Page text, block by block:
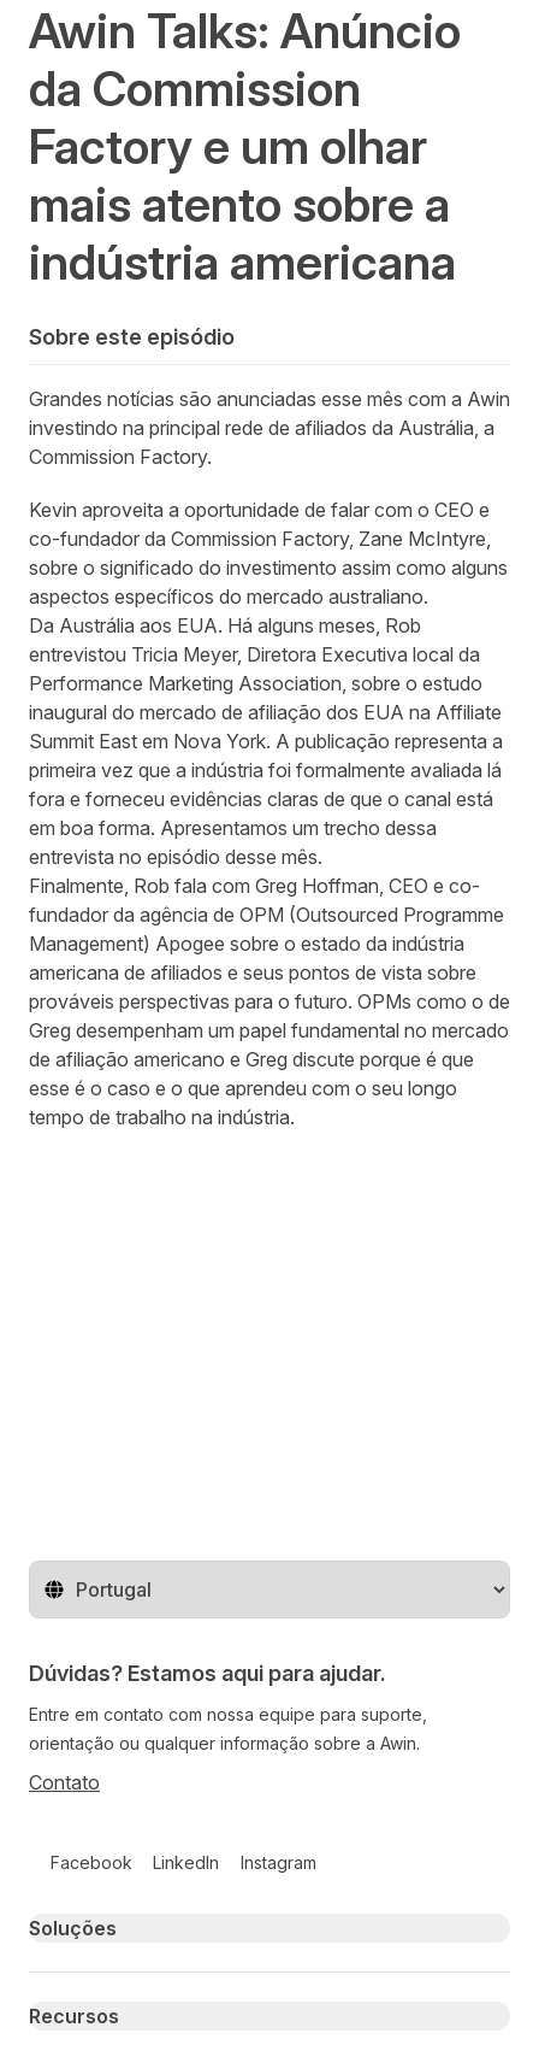
Awin Talks: Anúncio
da Commission
Factory e um olhar
mais atento sobre a
indústria americana
Sobre este episódio
Grandes notícias são anunciadas esse mês com a Awin
investindo na principal rede de afiliados da Austrália, a
Commission Factory.
Kevin aproveita a oportunidade de falar com o CEO e
co-fundador da Commission Factory, Zane McIntyre,
sobre o significado do investimento assim como alguns
aspectos específicos do mercado australiano.
Da Austrália aos EUA. Há alguns meses, Rob
entrevistou Tricia Meyer, Diretora Executiva local da
Performance Marketing Association, sobre o estudo
inaugural do mercado de afiliação dos EUA na Affiliate
Summit East em Nova York. A publicação representa a
primeira vez que a indústria foi formalmente avaliada lá
fora e forneceu evidências claras de que o canal está
em boa forma. Apresentamos um trecho dessa
entrevista no episódio desse mês.
Finalmente, Rob fala com Greg Hoffman, CEO e co-
fundador da agência de OPM (Outsourced Programme
Management) Apogee sobre o estado da indústria
americana de afiliados e seus pontos de vista sobre
prováveis perspectivas para o futuro. OPMs como o de
Greg desempenham um papel fundamental no mercado
de afiliação americano e Greg discute porque é que
esse é o caso e o que aprendeu com o seu longo
tempo de trabalho na indústria.
Mude o território
Dúvidas? Estamos aqui para ajudar.
Entre em contato com nossa equipe para suporte,
orientação ou qualquer informação sobre a Awin.
Contato
Facebook LinkedIn Instagram
Primary footer navigation
Soluções
Recursos